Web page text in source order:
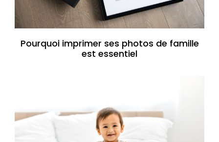
Pourquoi imprimer ses photos de famille
est essentiel